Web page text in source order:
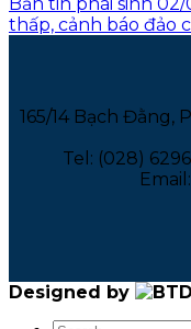
Bản tin phái sinh
thấp, cảnh báo đảo
165/14 Bạch Đằng,
Tel: (028)
Designed by